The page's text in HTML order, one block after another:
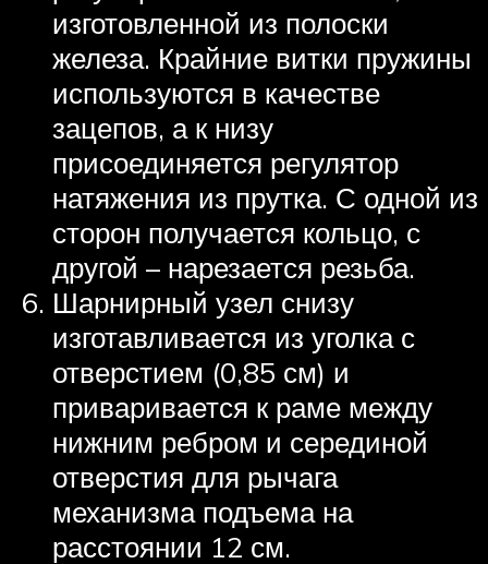
изготовленной из полоски
железа. Крайние витки пружины
используются в качестве
зацепов, а к низу
присоединяется регулятор
натяжения из прутка. С одной из
сторон получается кольцо, с
другой – нарезается резьба.
Шарнирный узел снизу
изготавливается из уголка с
отверстием (0,85 см) и
приваривается к раме между
нижним ребром и серединой
отверстия для рычага
механизма подъема на
расстоянии 12 см.